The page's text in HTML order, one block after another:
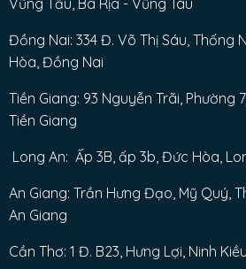
Vũng Tầu, Bà Rịa - Vũng Tàu
Đồng Nai: 334 Đ. Võ Thị Sáu, Thống
Hòa, Đồng Nai
Tiền Giang: 93 Nguyễn Trãi, Phường
Tiền Giang
Long An: Ấp 3B, ấp 3b, Đức Hòa,
An Giang: Trần Hưng Đạo, Mỹ Quý,
An Giang
Cần Thơ: 1 Đ. B23, Hưng Lợi, Ninh